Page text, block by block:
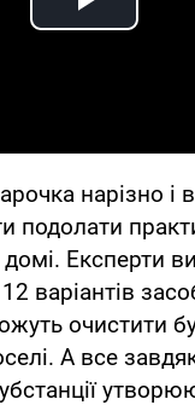
Play
нарізно і
подолати
Експерти
варіантів
очистити
А все